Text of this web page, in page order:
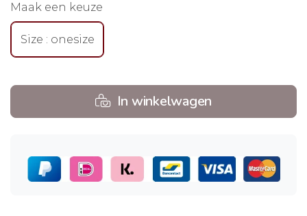
Maak een keuze
Size : onesize
In winkelwagen